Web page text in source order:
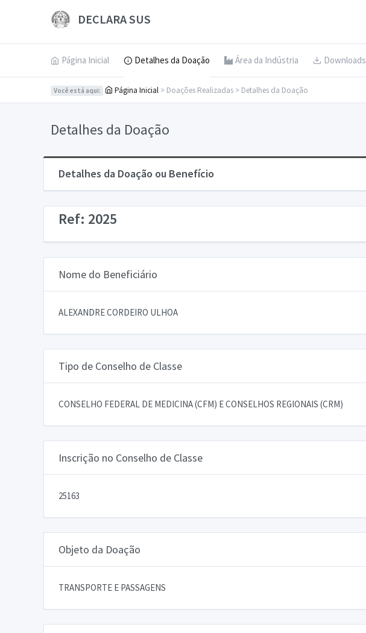
DECLARA SUS
Página Inicial Detalhes da Doação Área da Indústria Downloads
Você está aqui: Página Inicial > Doações Realizadas > Detalhes da Doação
Detalhes da Doação
Detalhes da Doação ou Benefício
Ref: 2025
Nome do Beneficiário
ALEXANDRE CORDEIRO ULHOA
Tipo de Conselho de Classe
CONSELHO FEDERAL DE MEDICINA (CFM) E CONSELHOS REGIONAIS (CRM)
Inscrição no Conselho de Classe
25163
Objeto da Doação
TRANSPORTE E PASSAGENS